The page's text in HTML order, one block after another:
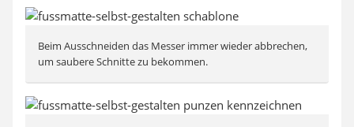
Beim Ausschneiden das Messer immer wieder abbrechen,
um saubere Schnitte zu bekommen.